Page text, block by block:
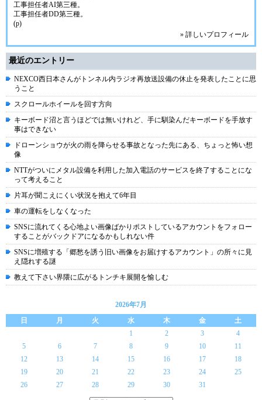
工事担任者AI第三種。
工事担任者DD第三種。
(p)
» 詳しいプロフィール
最近のエントリー
NEXCO西日本さんがトンネル内ラジオ再放送設備の休止を発表したことに思
うこと
スクロールホイールを回す方向
キーボード沼と言うほどでは無いけれど、手に馴染んだキーボードを手放す
事はできない
ドローンショウが火の雨を降らせる事故となった先にある、ちょっと怖い想
像
NTTがついにメタル設備を利用した加入電話のサービスを終了することにな
って考えること
片耳が聞こえにくい状況を抱えて6年目
車の運転をしなくなった
SNSに流れてくる心地よい画像ばかりポストしているアカウントをフォロー
することがバックドアになるかもしれない件
SNSに増殖する「郷愁を誘う旧い画像をお届けするアカウント」の所々に見
え隠れする謎
教えて下さい界隈に広がるトンチキ展開を愉しむ
2026年7月
日
月 火 水 木 金
土
1
2 3
4
5
6 7 8 9 10
11
12
13 14 15 16 17
18
19
20 21 22 23 24
25
26
27 28 29 30 31